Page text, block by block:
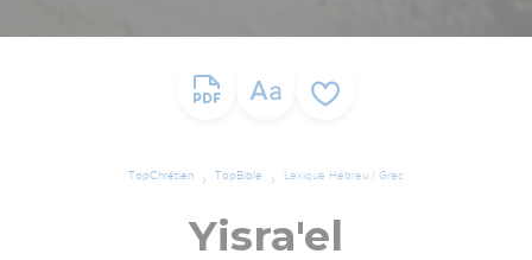
TopChrétien TopBible Lexique Hébreu / Grec
Yisra'el